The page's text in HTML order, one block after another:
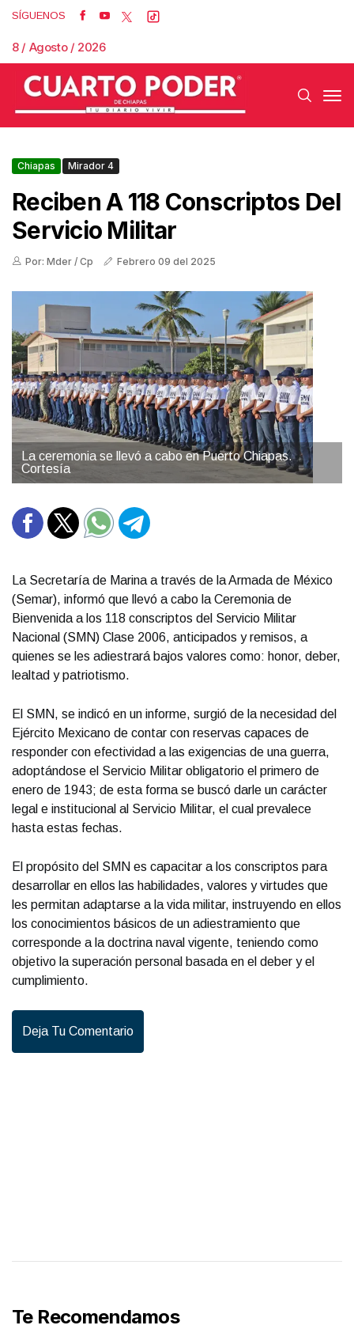
SÍGUENOS
8 / Agosto / 2026
Chiapas Mirador 4
Reciben A 118 Conscriptos Del
Servicio Militar
Por: Mder / Cp Febrero 09 del 2025
La ceremonia se llevó a cabo en Puerto Chiapas.
Cortesía
La Secretaría de Marina a través de la Armada de México
(Semar), informó que llevó a cabo la Ceremonia de
Bienvenida a los 118 conscriptos del Servicio Militar
Nacional (SMN) Clase 2006, anticipados y remisos, a
quienes se les adiestrará bajos valores como: honor, deber,
lealtad y patriotismo.
El SMN, se indicó en un informe, surgió de la necesidad del
Ejército Mexicano de contar con reservas capaces de
responder con efectividad a las exigencias de una guerra,
adoptándose el Servicio Militar obligatorio el primero de
enero de 1943; de esta forma se buscó darle un carácter
legal e institucional al Servicio Militar, el cual prevalece
hasta estas fechas.
El propósito del SMN es capacitar a los conscriptos para
desarrollar en ellos las habilidades, valores y virtudes que
les permitan adaptarse a la vida militar, instruyendo en ellos
los conocimientos básicos de un adiestramiento que
corresponde a la doctrina naval vigente, teniendo como
objetivo la superación personal basada en el deber y el
cumplimiento.
Deja Tu Comentario
Te Recomendamos